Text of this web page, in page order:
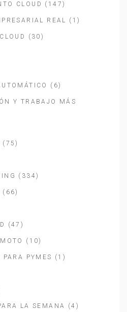
CLOUD (147)
REAL (1)
(30)
(6)
Y TRABAJO MÁS
(75)
(334)
(66)
(47)
(10)
PYMES (1)
LA SEMANA (4)